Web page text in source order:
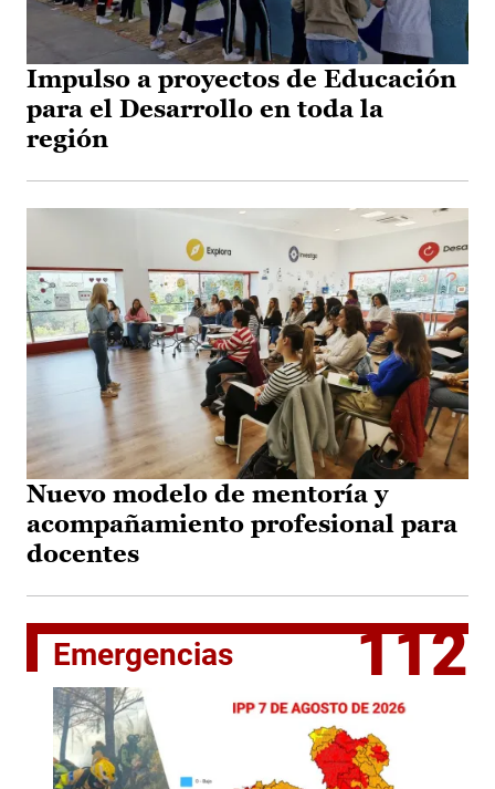
Impulso a proyectos de Educación
para el Desarrollo en toda la
región
Nuevo modelo de mentoría y
acompañamiento profesional para
docentes
Emergencias 112